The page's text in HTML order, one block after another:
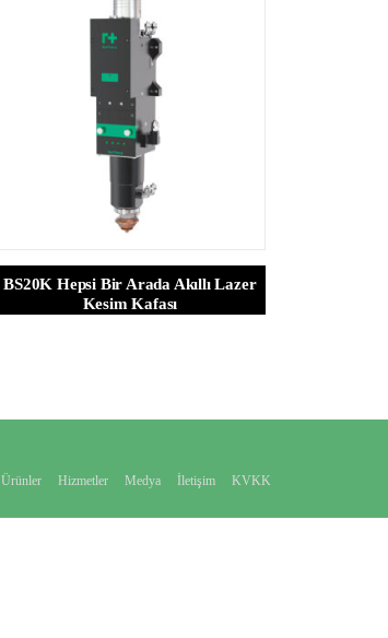
BS20K Hepsi Bir Arada Akıllı Lazer
Kesim Kafası
Ürünler Hizmetler Medya İletişim KVKK